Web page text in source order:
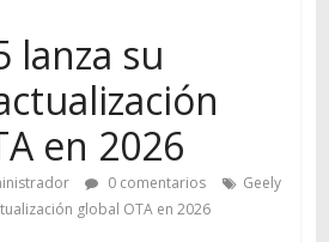
lanza su
en 2026
0 comentarios
Geely
global OTA en 2026